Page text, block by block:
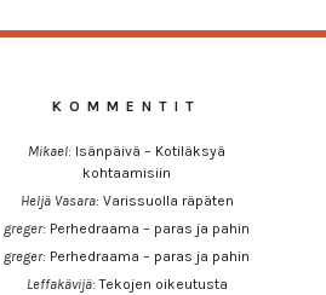
KOMMENTIT
Mikael: Isänpäivä – Kotiläksyä
kohtaamisiin
Heljä Vasara: Varissuolla räpäten
greger: Perhedraama – paras ja pahin
greger: Perhedraama – paras ja pahin
Leffakävijä:Tekojen oikeutusta